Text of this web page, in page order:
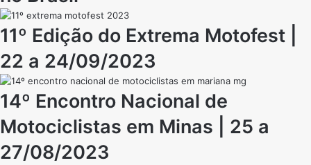
11º Edição do Extrema Motofest |
22 a 24/09/2023
14º Encontro Nacional de
Motociclistas em Minas | 25 a
27/08/2023